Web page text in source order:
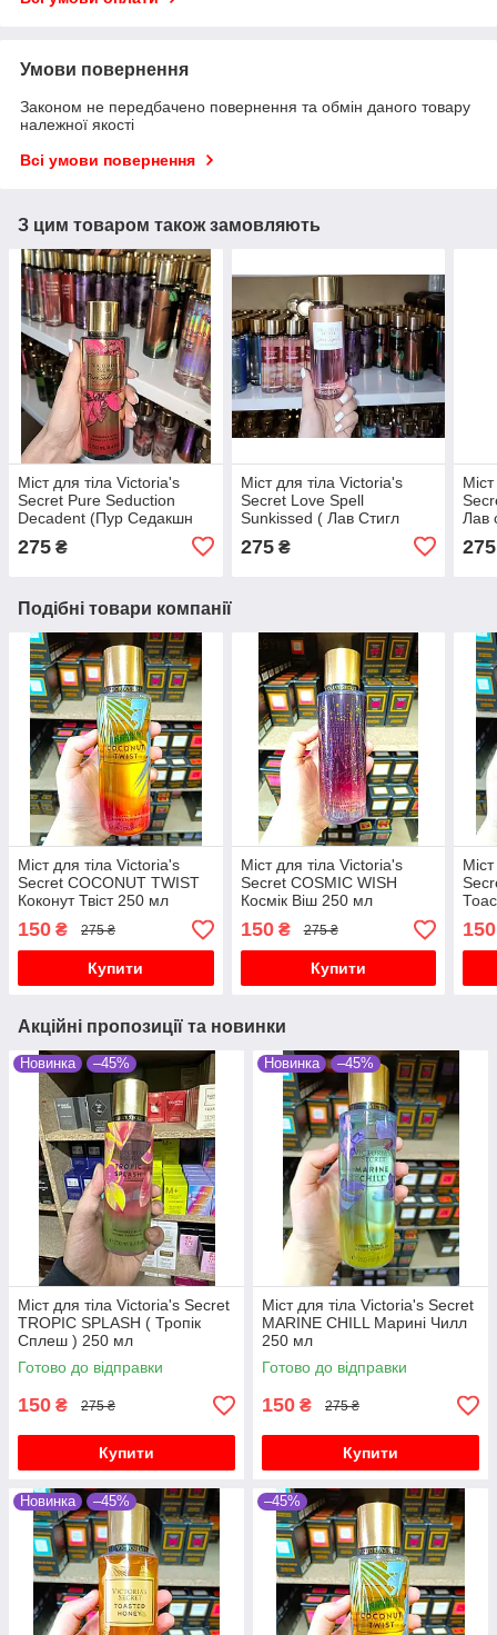
Умови повернення
Законом не передбачено повернення та обмін даного товару
належної якості
Всі умови повернення
З цим товаром також замовляють
Міст для тіла Victoria's
Secret Pure Seduction
Decadent (Пур Седакшн
275 ₴
Міст для тіла Victoria's
Secret Love Spell
Sunkissed ( Лав Стигл
275₴
Лав
275
Подібні товари компанії
Міст для тіла Victoria's
Secret COCONUT TWIST
Коконут Твіст 250 мл
150 ₴ 275 ₴
Купити
Міст для тіла Victoria's
Secret COSMIC WISH
Космік Віш 250 мл
150₴ 275 ₴
Купити
150
Акційні пропозиції та новинки
Новинка –45%
Міст для тіла Victoria's Secret
TROPIC SPLASH ( Тропік
Сплеш ) 250 мл
Готово до відправки
150 ₴ 275 ₴
Купити
Новинка –45%
Міст для тіла Victoria's Secret
MARINE CHILL Марині Чилл
250 мл
Готово до відправки
150 ₴ 275 ₴
Купити
Новинка –45% –45%